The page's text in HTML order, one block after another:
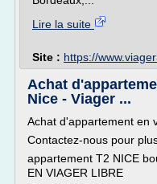
Lire la suite
Site : https://
Achat
Nice - Viager ...
Achat d'appartement en
Contactez-nous pour
appartement T2 NICE
EN VIAGER LIBRE